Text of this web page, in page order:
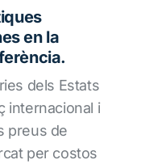
en la
dels Estats
internacional i
preus de
per costos